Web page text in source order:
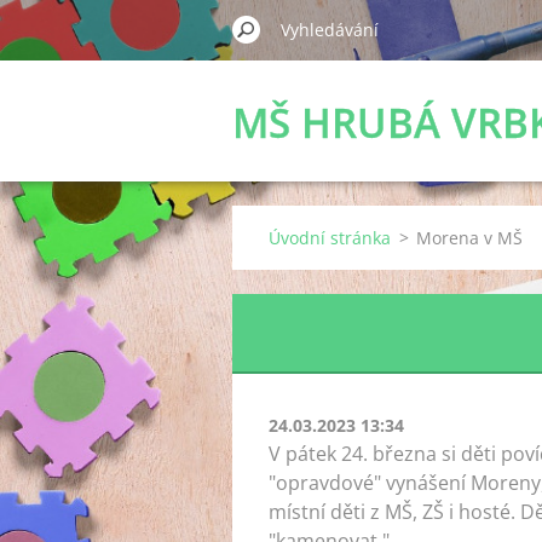
MŠ HRUBÁ
Úvodní stránka > Morena v MŠ
24.03.2023 13:34
V pátek 24. března si děti
"opravdové" vynášení
místní děti z MŠ, ZŠ i hosté.